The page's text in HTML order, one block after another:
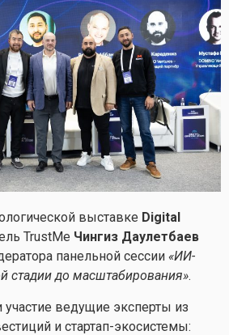
выставке Digital
TrustMe Чингиз Даулетбаев
панельной сессии «ИИ-
стадии до масштабирования».
участие ведущие эксперты из
и стартап-экосистемы: